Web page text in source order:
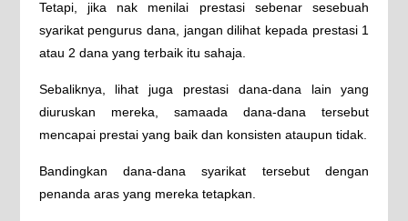
Tetapi, jika nak menilai prestasi sebenar sesebuah
syarikat pengurus dana, jangan dilihat kepada prestasi 1
atau 2 dana yang terbaik itu sahaja.
Sebaliknya, lihat juga prestasi dana-dana lain yang
diuruskan mereka, samaada dana-dana tersebut
mencapai prestai yang baik dan konsisten ataupun tidak.
Bandingkan dana-dana syarikat tersebut dengan
penanda aras yang mereka tetapkan.